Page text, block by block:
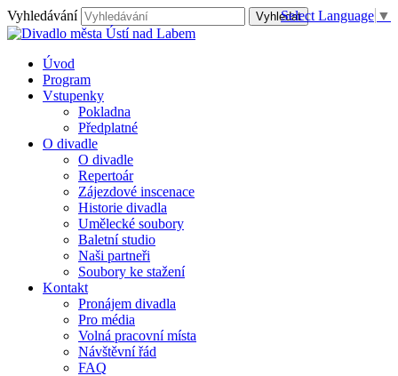
Vyhledávání
Úvod
Program
Vstupenky
Pokladna
Předplatné
O divadle
O divadle
Repertoár
Zájezdové inscenace
Historie divadla
Umělecké soubory
Baletní studio
Naši partneři
Soubory ke stažení
Kontakt
Pronájem divadla
Pro média
Volná pracovní místa
Návštěvní řád
FAQ
Select Language ▼